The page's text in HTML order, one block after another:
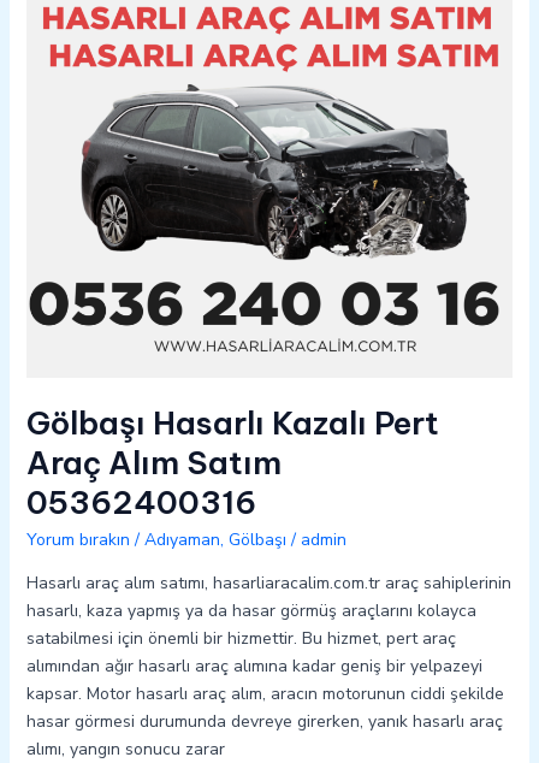
Gölbaşı Hasarlı Kazalı Pert
Araç Alım Satım
05362400316
Yorum bırakın / Adıyaman, Gölbaşı / admin
Hasarlı araç alım satımı, hasarliaracalim.com.tr araç sahiplerinin
hasarlı, kaza yapmış ya da hasar görmüş araçlarını kolayca
satabilmesi için önemli bir hizmettir. Bu hizmet, pert araç
alımından ağır hasarlı araç alımına kadar geniş bir yelpazeyi
kapsar. Motor hasarlı araç alım, aracın motorunun ciddi şekilde
hasar görmesi durumunda devreye girerken, yanık hasarlı araç
alımı, yangın sonucu zarar
Araç
Alım
Satım
05362400316